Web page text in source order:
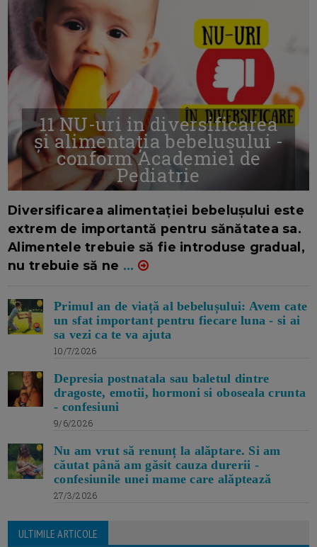
11 NU-uri in diversificarea
și alimentația bebelușului -
conform Academiei de
Pediatrie
Diversificarea alimentației bebelușului este
extrem de importantă pentru sănătatea sa.
Alimentele trebuie să fie introduse gradual,
nu trebuie să ne ...
Primul an de viață al bebelușului: Avem cate
un sfat important pentru fiecare luna - si ai
sa vezi ca te va ajuta
10/7/2026
Depresia postnatala sau baletul dintre
dragoste, emotii, hormoni si oboseala crunta
- confesiuni
9/6/2026
Nu am vrut să renunț la alăptare. Si am
căutat până am găsit cauza durerii -
confesiunile unei mame care alăptează
27/3/2026
ULTIMILE ARTICOLE